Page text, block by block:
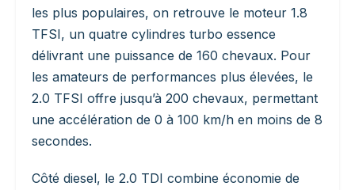
les plus populaires, on retrouve le moteur 1.8
TFSI, un quatre cylindres turbo essence
délivrant une puissance de 160 chevaux. Pour
les amateurs de performances plus élevées, le
2.0 TFSI offre jusqu’à 200 chevaux, permettant
une accélération de 0 à 100 km/h en moins de 8
secondes.
Côté diesel, le 2.0 TDI combine économie de